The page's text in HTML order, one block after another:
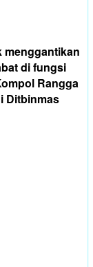
menggantikan
di fungsi
Rangga
Ditbinmas